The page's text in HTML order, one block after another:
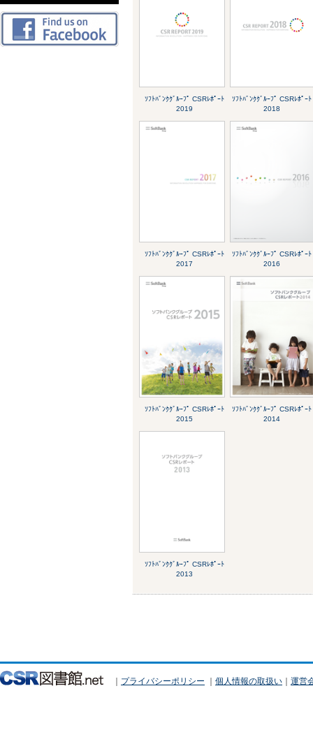
ｿﾌﾄﾊﾞﾝｸｸﾞﾙｰﾌﾟ CSRﾚﾎﾟｰﾄ
2019
ｿﾌﾄﾊﾞﾝｸｸﾞﾙｰﾌﾟ CSRﾚﾎﾟｰﾄ
2018
ｿﾌﾄﾊﾞﾝｸｸﾞﾙｰﾌﾟ CSRﾚﾎﾟｰﾄ
2017
ｿﾌﾄﾊﾞﾝｸｸﾞﾙｰﾌﾟ CSRﾚﾎﾟｰﾄ
2016
ｿﾌﾄﾊﾞﾝｸｸﾞﾙｰﾌﾟ CSRﾚﾎﾟｰﾄ
2015
ｿﾌﾄﾊﾞﾝｸｸﾞﾙｰﾌﾟ CSRﾚﾎﾟｰﾄ
2014
ｿﾌﾄﾊﾞﾝｸｸﾞﾙｰﾌﾟ CSRﾚﾎﾟｰﾄ
2013
｜ プライバシーポリシー ｜ 個人情報の取扱い ｜ 運営